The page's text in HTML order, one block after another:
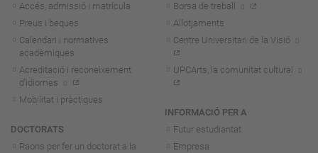
Accés, admissió i matrícula
Preus i beques
Calendari i normatives
acadèmiques
Acreditació i reconeixement
d'idiomes
Mobilitat i pràctiques
DOCTORATS
Raons per fer un doctorat a la
Borsa de treball
Allotjaments
Centre Universitari de la Visió
UPCArts, la comunitat cultural
INFORMACIÓ PER A
Futur estudiantat
Empresa